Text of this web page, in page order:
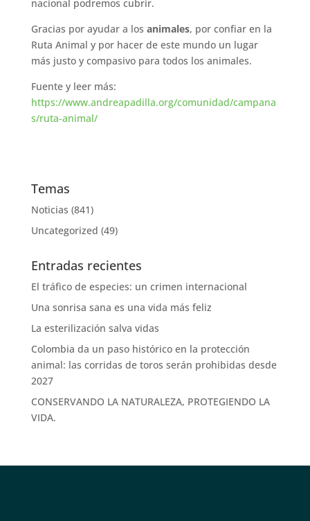
nacional podremos cubrir.
Gracias por ayudar a los animales, por confiar en la
Ruta Animal y por hacer de este mundo un lugar
más justo y compasivo para todos los animales.
Fuente y leer más:
https://www.andreapadilla.org/comunidad/campana
s/ruta-animal/
Temas
Noticias (841)
Uncategorized (49)
Entradas recientes
El tráfico de especies: un crimen internacional
Una sonrisa sana es una vida más feliz
La esterilización salva vidas
Colombia da un paso histórico en la protección
animal: las corridas de toros serán prohibidas desde
2027
CONSERVANDO LA NATURALEZA, PROTEGIENDO LA
VIDA.